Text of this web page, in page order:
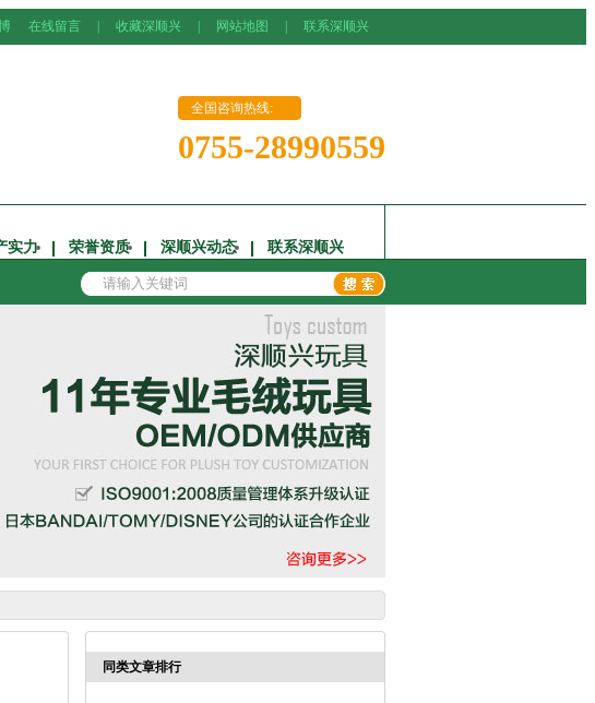
在线留言 收藏深顺兴 网站地图 联系深顺兴
全国咨询热线:
0755-28990559
实力 荣誉资质 深顺兴动态 联系深顺兴
同类文章排行